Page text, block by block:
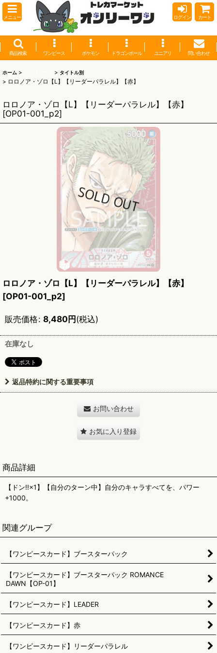
メニュー ログイン カート
商品検索 ワンピース ポケモン ドラゴンボール ユニアリ 問い合わせ
ホーム > > タイトル別
> ロロノア・ゾロ【L】【リーダーパラレル】【赤】
ロロノア・ゾロ【L】【リーダーパラレル】【赤】
[OP01-001_p2]
ロロノア・ゾロ【L】【リーダーパラレル】【赤】
[OP01-001_p2]
販売価格: 8,480円(税込)
在庫なし
返品特約に関する重要事項
お問い合わせ
お気に入り登録
商品詳細
【ドン!!×1】【自分のターン中】自分のキャラすべてを、パワー
+1000。
関連グループ
【ワンピースカード】ブースターパック
【ワンピースカード】ブースターパック ROMANCE
DAWN【OP-01】
【ワンピースカード】LEADER
【ワンピースカード】赤
【ワンピースカード】リーダーパラレル